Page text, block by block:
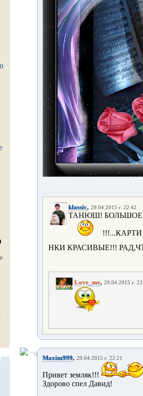
klassic, 29.04.2015 г. 22:42
ТАНЮШ!
!!!...КАРТИ
НКИ КРАСИВЫЕ!!!
Love_me, 29.04.2015 г.
Maxim999, 29.04.2015 г. 22:21
Привет земляк!!!
Здорово спел Давид!